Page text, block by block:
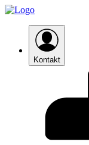
Kontakt